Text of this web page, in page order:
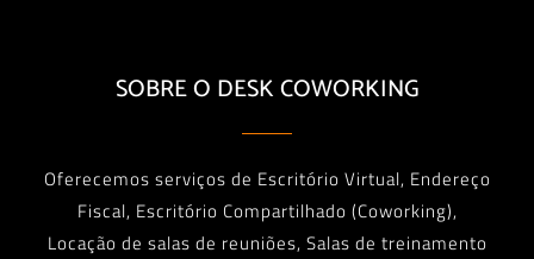
SOBRE O DESK COWORKING
Oferecemos serviços de Escritório Virtual, Endereço
Fiscal, Escritório Compartilhado (Coworking),
Locação de salas de reuniões, Salas de treinamento